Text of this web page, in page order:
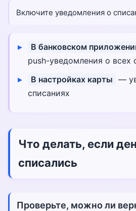
Включите уведомления о
В банковском
push-уведомления о всех
В настройках карты —
списаниях
Что делать, если
списались
Проверьте, можно ли